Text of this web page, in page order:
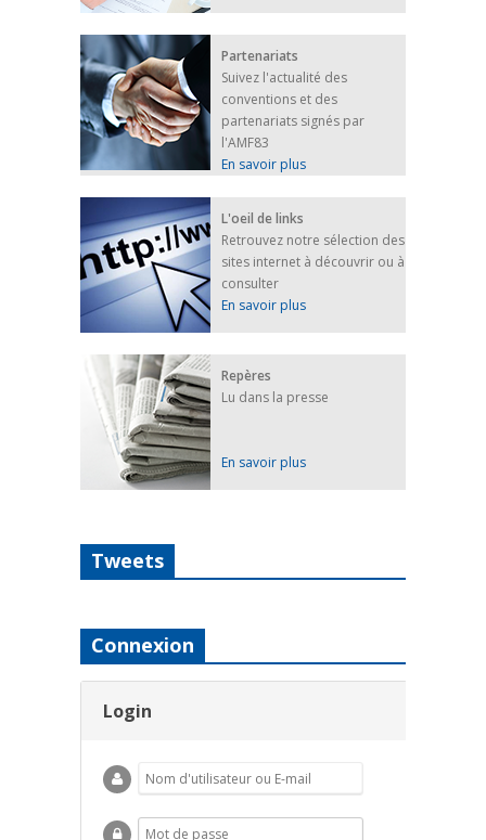
Partenariats
Suivez l'actualité des
conventions et des
partenariats signés par
l'AMF83
En savoir plus
L'oeil de links
Retrouvez notre sélection des
sites internet à découvrir ou à
consulter
En savoir plus
Repères
Lu dans la presse
En savoir plus
Tweets
Connexion
Login